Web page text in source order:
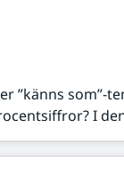
”känns som”-
I